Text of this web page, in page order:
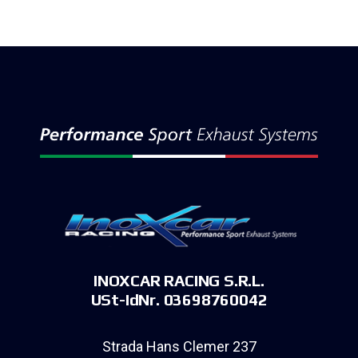
INOXCAR RACING S.R.L.
USt-IdNr. 03698760042
Strada Hans Clemer 237